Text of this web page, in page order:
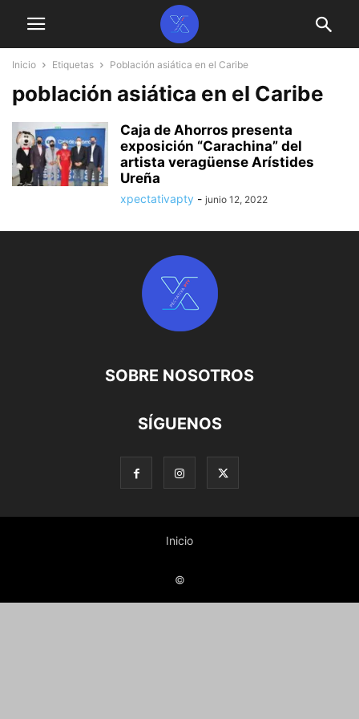
Inicio Etiquetas Población asiática en el Caribe
población asiática en el Caribe
Caja de Ahorros presenta
exposición “Carachina” del
artista veragüense Arístides
Ureña
xpectativapty - junio 12, 2022
SOBRE NOSOTROS
SÍGUENOS
Inicio
©